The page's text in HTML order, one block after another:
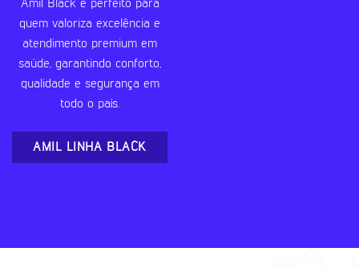
Amil Black é perfeito para
quem valoriza excelência e
atendimento premium em
saúde, garantindo conforto,
qualidade e segurança em
todo o país.
AMIL LINHA BLACK